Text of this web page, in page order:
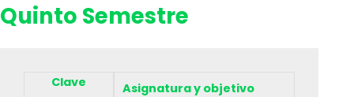
Quinto Semestre
Clave
Asignatura y objetivo